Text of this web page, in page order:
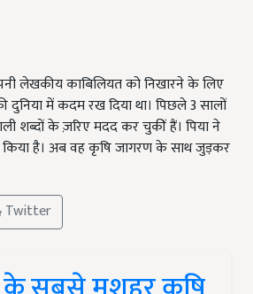
लेखकीय काबिलियत को निखारने के लिए
में कदम रख दिया था। पिछले 3 सालों
शब्दों के ज़रिए मदद कर चुकीं हैं। पिया ने
किया है। अब वह कृषि जागरण के साथ जुड़कर
Twitter